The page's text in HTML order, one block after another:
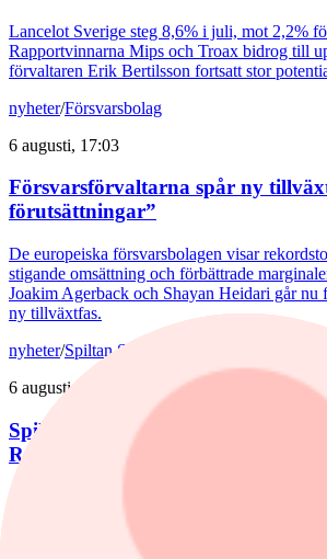
Lancelot Sverige steg 8,6% i juli, mot 2,2%
Rapportvinnarna Mips och Troax bidrog till
förvaltaren Erik Bertilsson fortsatt stor
nyheter/Försvarsbolag
6 augusti, 17:03
Försvarsförvaltarna spår ny
förutsättningar”
De europeiska försvarsbolagen visar
stigande omsättning och förbättrade
Joakim Agerback och Shayan Heidari går nu
ny tillväxtfas.
nyheter/Spiltan Småbolagsfond
6 augusti, 14:51
Spiltan Småbolagsfond lyfte i juli –
RaySearch
RaySearch Laboratories är ett nytt innehav i